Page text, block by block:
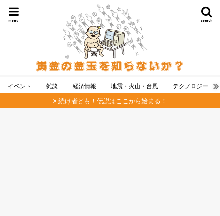
search
menu
イベント 雑談 経済情報 地震・火山・台風 テクノロジー
続け者ども！伝説はここから始まる！